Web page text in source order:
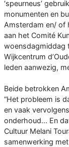
‘speurneus’
monumenten en
Amsterdam en/ of
aan het Comité
woensdagmiddag
Wijkcentrum
leden aanwezig,
Beide betrokken
“Het probleem is
en vaak
onderhoud... En
Cultuur Melani
samenwerking